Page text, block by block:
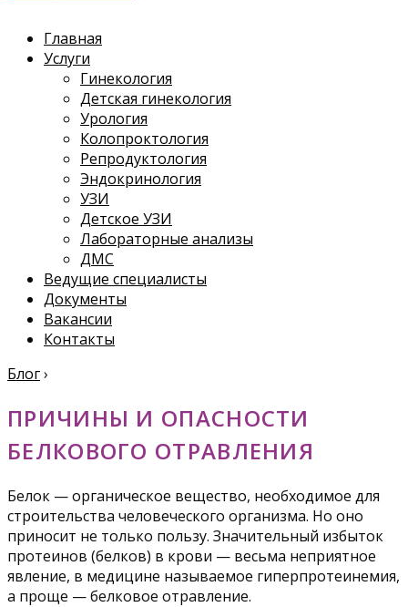
Главная
Услуги
Гинекология
Детская гинекология
Урология
Колопроктология
Репродуктология
Эндокринология
УЗИ
Детское УЗИ
Лабораторные анализы
ДМС
Ведущие специалисты
Документы
Вакансии
Контакты
Блог›
ПРИЧИНЫ И ОПАСНОСТИ
БЕЛКОВОГО ОТРАВЛЕНИЯ
Белок — органическое вещество, необходимое для
строительства человеческого организма. Но оно
приносит не только пользу. Значительный избыток
протеинов (белков) в крови — весьма неприятное
явление, в медицине называемое гиперпротеинемия,
а проще — белковое отравление.